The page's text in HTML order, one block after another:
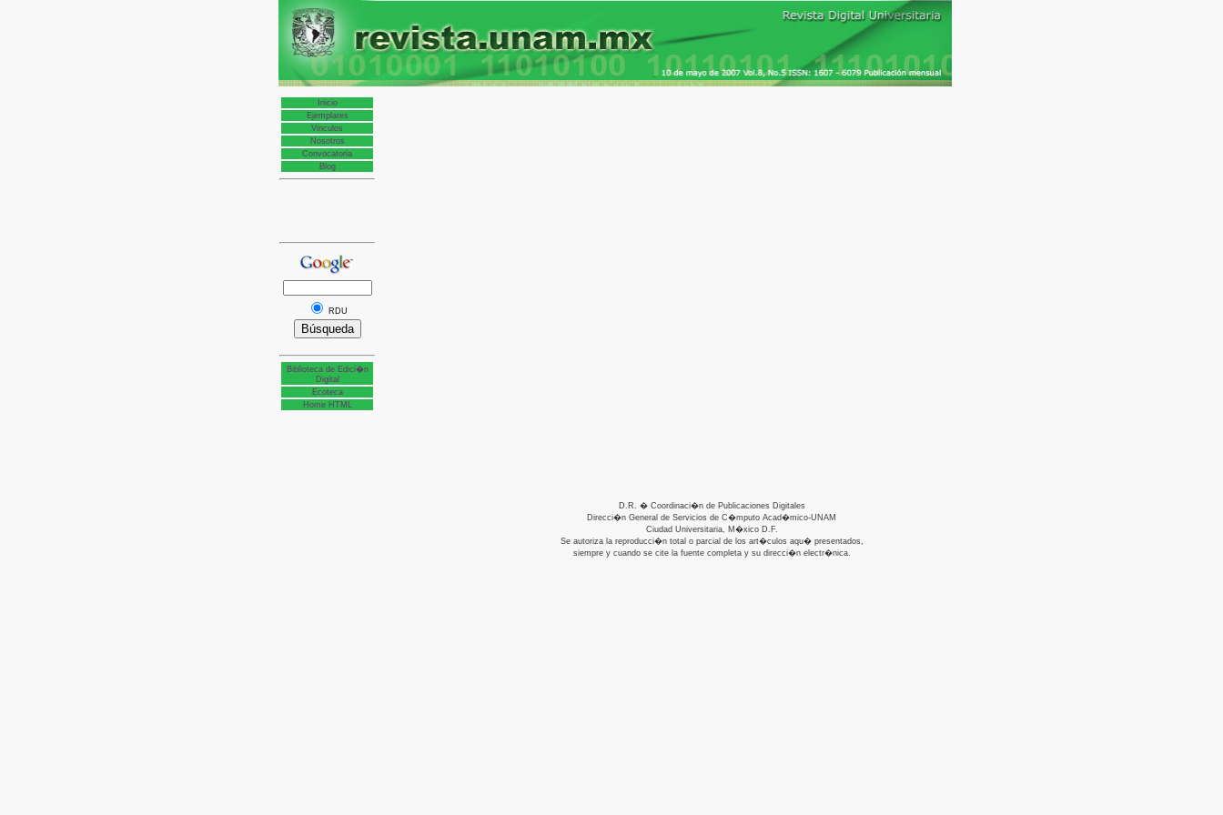
Inicio
Ejemplares
Vinculos
Nosotros
Convocatoria
Blog
RDU
Biblioteca de Edici�n
Digital
Ecoteca
Home HTML
D.R. � Coordinaci�n de Publicaciones Digitales
Direcci�n General de Servicios de C�mputo Acad�mico-UNAM
Ciudad Universitaria, M�xico D.F.
Se autoriza la reproducci�n total o parcial de los art�culos aqu� presentados,
siempre y cuando se cite la fuente completa y su direcci�n electr�nica.